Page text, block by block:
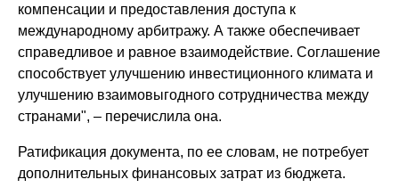
компенсации и предоставления доступа к
международному арбитражу. А также обеспечивает
справедливое и равное взаимодействие. Соглашение
способствует улучшению инвестиционного климата и
улучшению взаимовыгодного сотрудничества между
странами", – перечислила она.
Ратификация документа, по ее словам, не потребует
дополнительных финансовых затрат из бюджета.